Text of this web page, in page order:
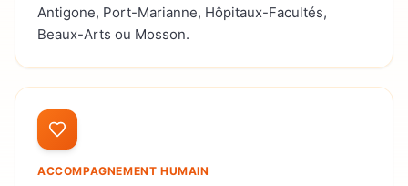
Antigone, Port-Marianne, Hôpitaux-Facultés,
Beaux-Arts ou Mosson.
ACCOMPAGNEMENT HUMAIN